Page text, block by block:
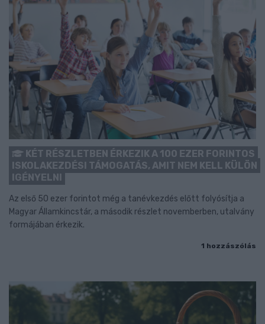
KÉT RÉSZLETBEN ÉRKEZIK A 100 EZER FORINTOS
ISKOLAKEZDÉSI TÁMOGATÁS, AMIT NEM KELL KÜLÖN
IGÉNYELNI
Az első 50 ezer forintot még a tanévkezdés előtt folyósítja a
Magyar Államkincstár, a második részlet novemberben, utalvány
formájában érkezik.
1 hozzászólás